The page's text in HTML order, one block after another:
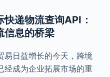
快递物流查询API：
信息的桥梁
易日益增长的今天，跨境
经成为企业拓展市场的重